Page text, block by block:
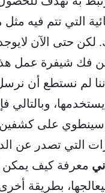
التي تتم فيه مثل
لكن حتى الآن
من فك شيفرة عمل
لم نستطع أن
وبالتالي
التي تصدر عن
معرفة كيف يمكن
بطريقة